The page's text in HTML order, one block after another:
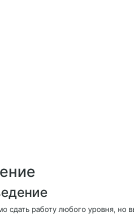
сдать работу любого уровня,